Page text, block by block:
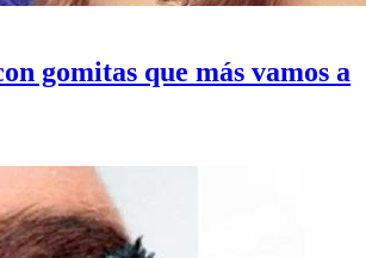
gomitas que más vamos a